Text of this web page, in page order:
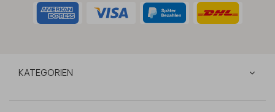
KATEGORIEN